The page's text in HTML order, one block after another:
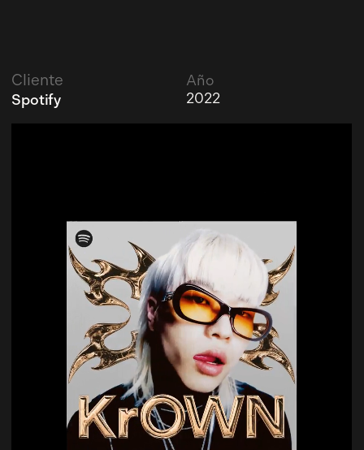
Cliente
Spotify
Año
2022